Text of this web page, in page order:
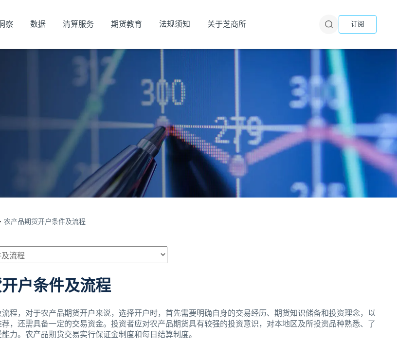
察 数据 清算服务 期货教育 法规须知 关于芝商所 订阅
农产品期货开户条件及流程
户条件及流程
程，对于农产品期货开户来说，选择开户时，首先需要明确自身的交易经历、期货知识储备和投资理念，以
，还需具备一定的交易资金。投资者应对农产品期货具有较强的投资意识，对本地区及所投资品种熟悉、了
力。农产品期货交易实行保证金制度和每日结算制度。